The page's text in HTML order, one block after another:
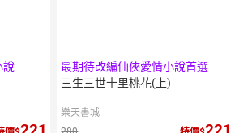
說
最期待改編仙俠愛情小說首選
三生三世十里桃花(上)
樂天書城